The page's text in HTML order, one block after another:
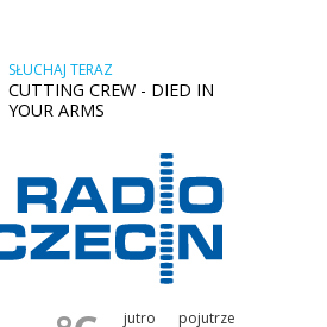
SŁUCHAJ TERAZ
CUTTING CREW - DIED IN
YOUR ARMS
jutro pojutrze